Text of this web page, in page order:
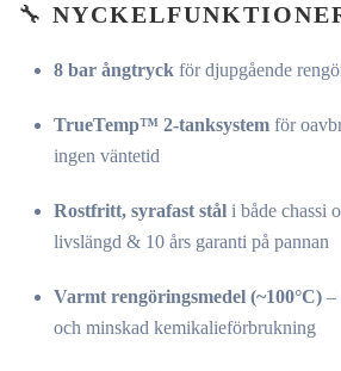
🔧
8 bar ångtryck för djupgående
TrueTemp™ 2-tanksystem för
ingen väntetid
Rostfritt, syrafast stål i både chassi
livslängd & 10 års garanti på pannan
Varmt rengöringsmedel (~100°C) –
och minskad kemikalieförbrukning